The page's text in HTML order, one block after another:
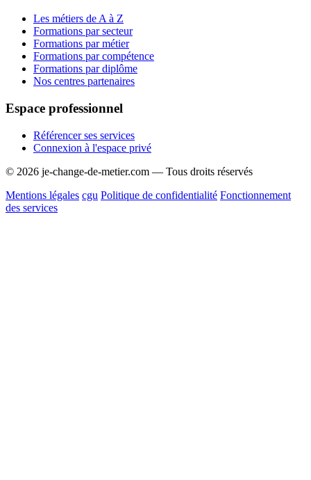
Les métiers de A à Z
Formations par secteur
Formations par métier
Formations par compétence
Formations par diplôme
Nos centres partenaires
Espace professionnel
Référencer ses services
Connexion à l'espace privé
© 2026 je-change-de-metier.com — Tous droits réservés
Mentions légales cgu Politique de confidentialité Fonctionnement
des services